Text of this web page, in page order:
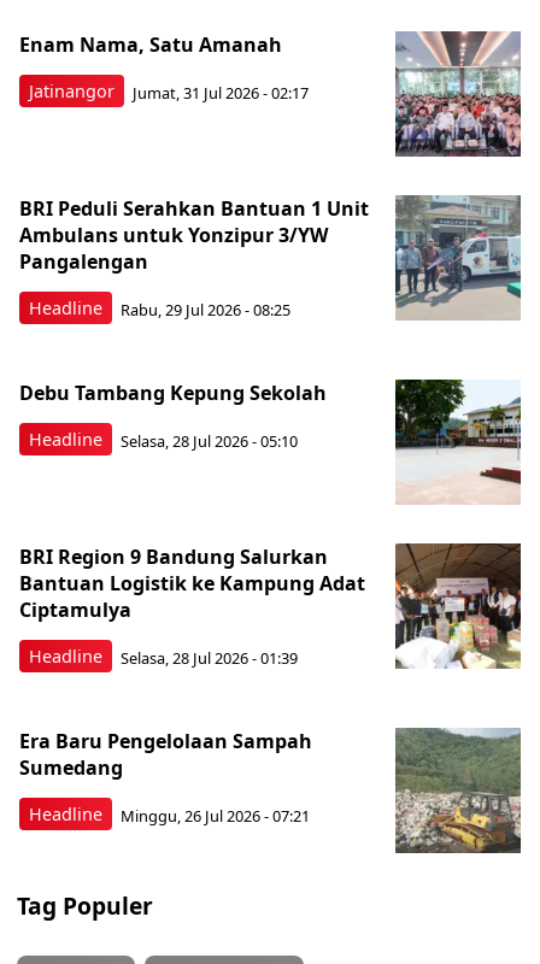
Jatinangor
Enam Nama, Satu Amanah
Jumat, 31 Jul 2026 - 02:17
Headline
BRI Peduli Serahkan Bantuan 1 Unit
Ambulans untuk Yonzipur 3/YW
Pangalengan
Rabu, 29 Jul 2026 - 08:25
Headline
Debu Tambang Kepung Sekolah
Selasa, 28 Jul 2026 - 05:10
Headline
BRI Region 9 Bandung Salurkan
Bantuan Logistik ke Kampung Adat
Ciptamulya
Selasa, 28 Jul 2026 - 01:39
Headline
Era Baru Pengelolaan Sampah
Sumedang
Minggu, 26 Jul 2026 - 07:21
Tag Populer